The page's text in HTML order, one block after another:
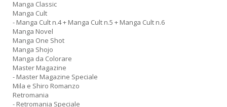
Manga Classic
Manga Cult
- Manga Cult n.4 + Manga Cult n.5 + Manga Cult n.6
Manga Novel
Manga One Shot
Manga Shojo
Manga da Colorare
Master Magazine
- Master Magazine Speciale
Mila e Shiro Romanzo
Retromania
- Retromania Speciale